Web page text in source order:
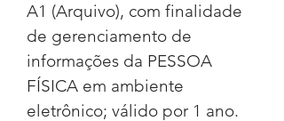
A1 (Arquivo), com finalidade
de gerenciamento de
informações da PESSOA
FÍSICA em ambiente
eletrônico; válido por 1 ano.
Your 14 days trial has
expired.
The trial's over, but the show must go
on! 🎬 Upgrade now to keep your web
masterpiece in the spotlight.